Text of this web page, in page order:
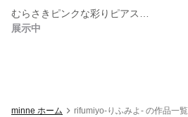
展示中
minne ホーム rifumiyo-りふみよ- の作品一覧